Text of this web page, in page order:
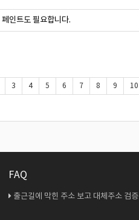
인트도 필요합니다.
3 4 5 6 7 8 9 10
FAQ
출근길에 막힌 주소 보고 대체주소 검증 다시 해봤네요